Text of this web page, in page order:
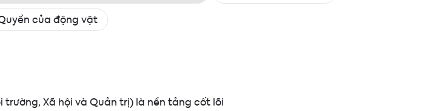
của động vật
trường, Xã hội và Quản trị) là nền tảng cốt lõi